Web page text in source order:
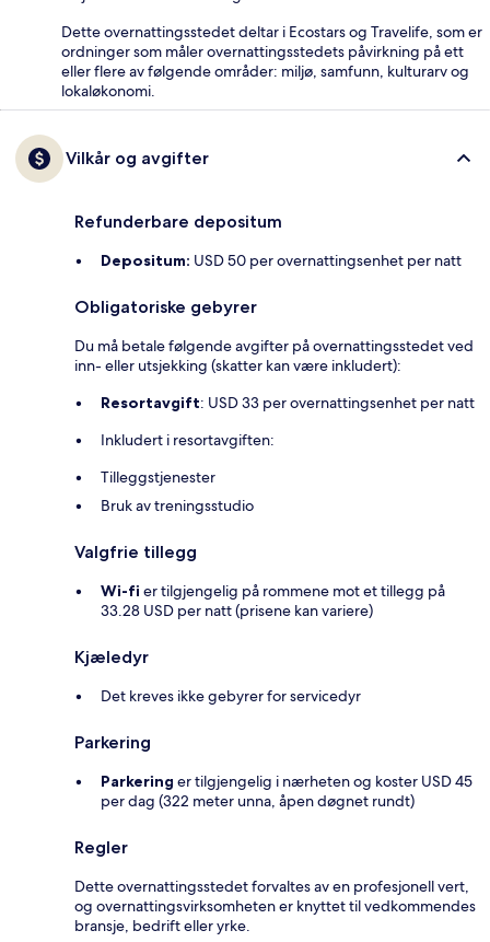
Dette overnattingsstedet deltar i Ecostars og Travelife, som er
ordninger som måler overnattingsstedets påvirkning på ett
eller flere av følgende områder: miljø, samfunn, kulturarv og
lokaløkonomi.
Vilkår og avgifter
Refunderbare depositum
Depositum: USD 50 per overnattingsenhet per natt
Obligatoriske gebyrer
Du må betale følgende avgifter på overnattingsstedet ved
inn- eller utsjekking (skatter kan være inkludert):
Resortavgift: USD 33 per overnattingsenhet per natt
Inkludert i resortavgiften:
Tilleggstjenester
Bruk av treningsstudio
Valgfrie tillegg
Wi-fi er tilgjengelig på rommene mot et tillegg på
33.28 USD per natt (prisene kan variere)
Kjæledyr
Det kreves ikke gebyrer for servicedyr
Parkering
Parkering er tilgjengelig i nærheten og koster USD 45
per dag (322 meter unna, åpen døgnet rundt)
Regler
Dette overnattingsstedet forvaltes av en profesjonell vert,
og overnattingsvirksomheten er knyttet til vedkommendes
bransje, bedrift eller yrke.